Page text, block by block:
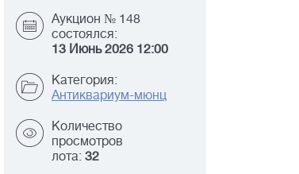
Аукцион № 148
состоялся:
13 Июнь 2026 12:00
Категория:
Антиквариум-мюнц
Количество
просмотров
лота: 32